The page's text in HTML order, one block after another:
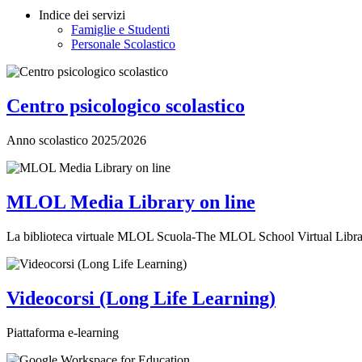
Indice dei servizi
Famiglie e Studenti
Personale Scolastico
Centro psicologico scolastico
Anno scolastico 2025/2026
MLOL Media Library on line
La biblioteca virtuale MLOL Scuola-The MLOL School Virtual
Videocorsi (Long Life Learning)
Piattaforma e-learning